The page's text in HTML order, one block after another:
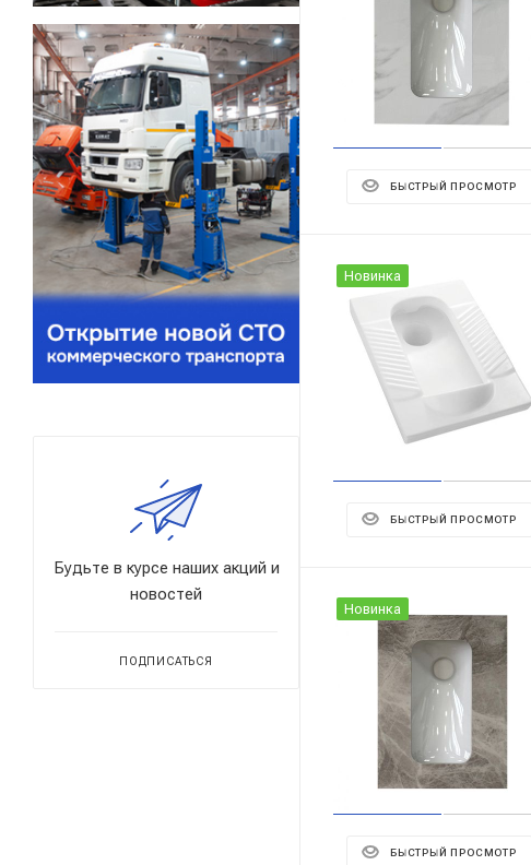
БЫСТРЫЙ ПРОСМОТР
Новинка
БЫСТРЫЙ ПРОСМОТР
Новинка
БЫСТРЫЙ ПРОСМОТР
Будьте в курсе наших акций и
новостей
ПОДПИСАТЬСЯ